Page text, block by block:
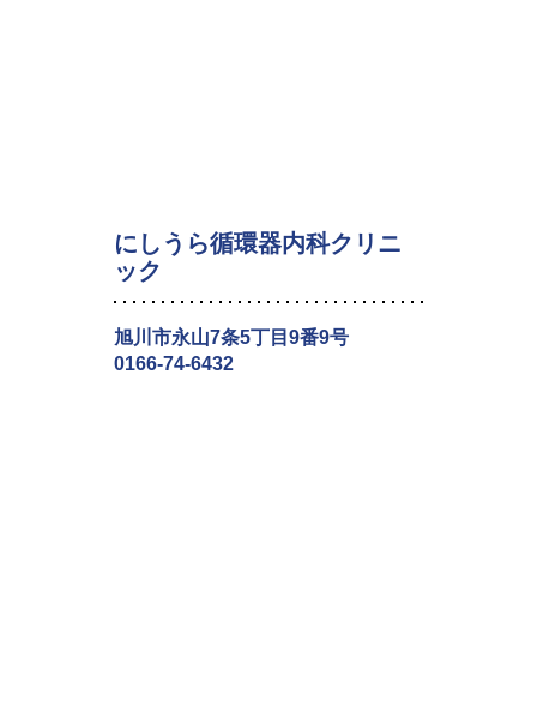
にしうら循環器内科クリニ
ック
旭川市永山7条5丁目9番9号
0166-74-6432